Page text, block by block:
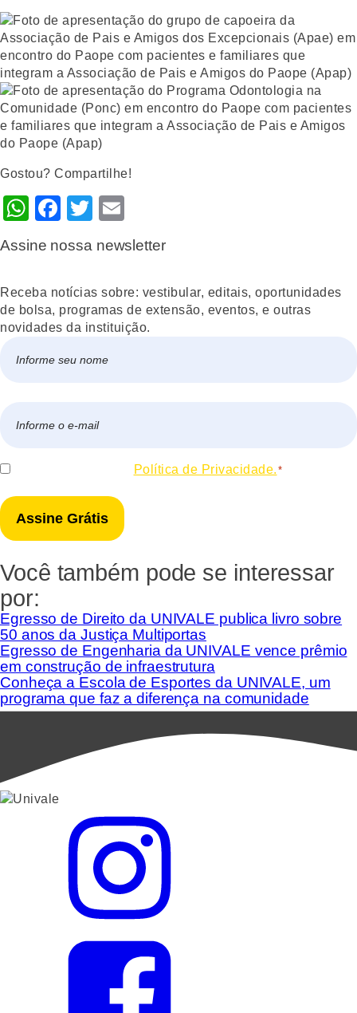
Gostou? Compartilhe!
WhatsApp
Facebook
Twitter
Assine nossa newsletter
Receba notícias sobre: vestibular, editais, oportunidades
de bolsa, programas de extensão, eventos, e outras
novidades da instituição.
mail
Consentir Política de Privacidade. *
Você também pode se interessar
por:
Egresso de Direito da UNIVALE publica livro sobre
50 anos da Justiça Multiportas
Egresso de Engenharia da UNIVALE vence prêmio
em construção de infraestrutura
Conheça a Escola de Esportes da UNIVALE, um
programa que faz a diferença na comunidade